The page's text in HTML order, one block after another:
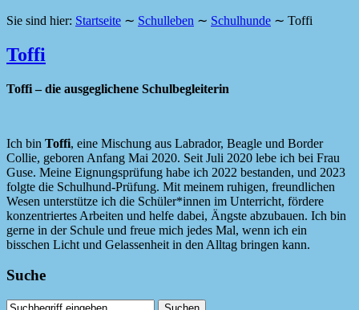
Sie sind hier: Startseite ∼ Schulleben ∼ Schulhunde ∼ Toffi
Toffi
Toffi – die ausgeglichene Schulbegleiterin
Ich bin Toffi, eine Mischung aus Labrador, Beagle und Border
Collie, geboren Anfang Mai 2020. Seit Juli 2020 lebe ich bei Frau
Guse. Meine Eignungsprüfung habe ich 2022 bestanden, und 2023
folgte die Schulhund-Prüfung. Mit meinem ruhigen, freundlichen
Wesen unterstütze ich die Schüler*innen im Unterricht, fördere
konzentriertes Arbeiten und helfe dabei, Ängste abzubauen. Ich bin
gerne in der Schule und freue mich jedes Mal, wenn ich ein
bisschen Licht und Gelassenheit in den Alltag bringen kann.
Suche